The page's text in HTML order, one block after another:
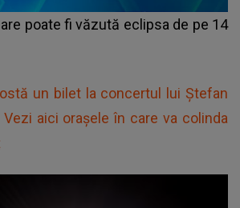
poate fi văzută eclipsa de pe 14
un bilet la concertul lui Ștefan
aici orașele în care va colinda